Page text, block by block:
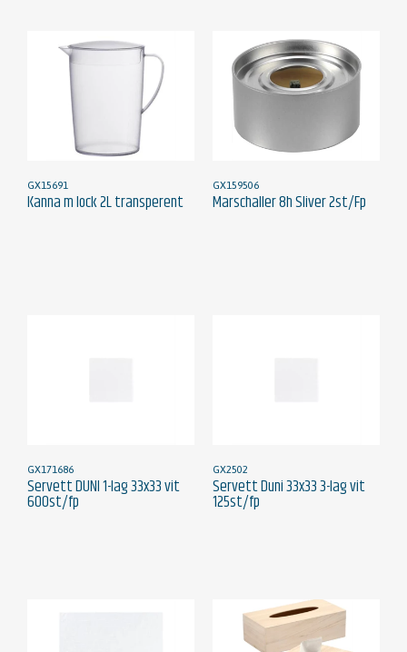
GX15691
Kanna m lock 2L transperent
GX159506
Marschaller 8h Sliver 2st/Fp
GX171686
Servett DUNI 1-lag 33x33 vit
600st/fp
GX2502
Servett Duni 33x33 3-lag vit
125st/fp